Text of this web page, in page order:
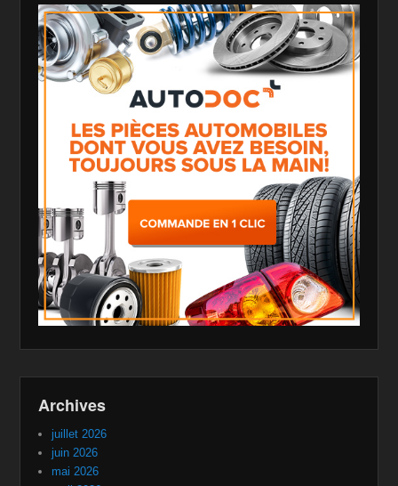
Archives
juillet 2026
juin 2026
mai 2026